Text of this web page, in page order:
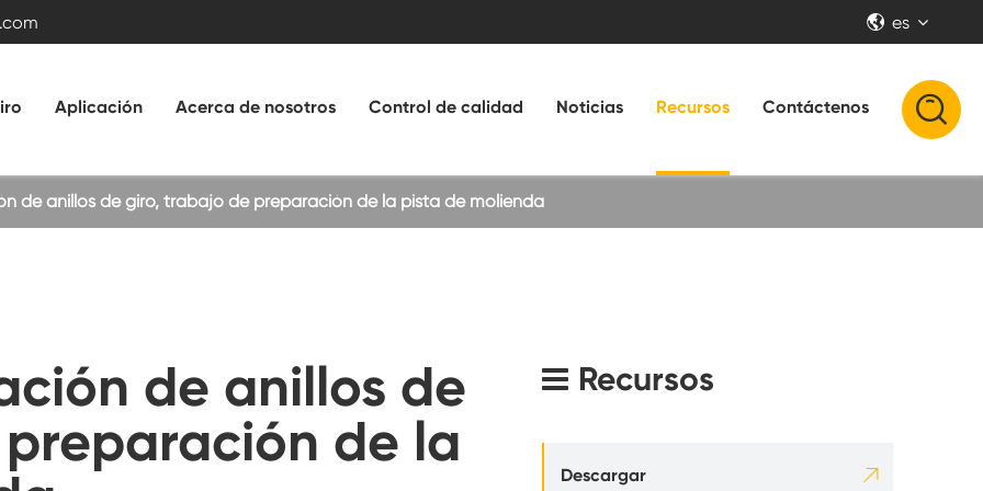
 es
Cojinete de anillo de giro con engranaje externo
Cojinete de giro sin engranaje
Aplicación Acerca de nosotros Control de calidad Noticias Recursos Contáctenos 
de anillos de giro, trabajo de preparación de la pista de molienda
de anillos de
de la
Recursos
Descargar 